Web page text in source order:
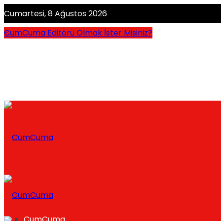
Cumartesi, 8 Ağustos 2026
CumCuma Editörü Olmak İster Misiniz?